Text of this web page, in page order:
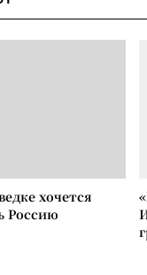
хочется
Россию